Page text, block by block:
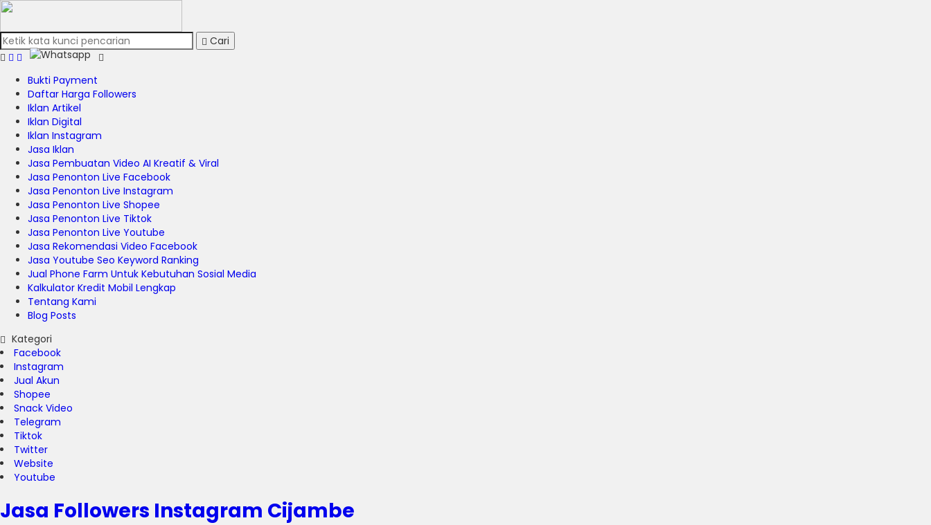
Cari
Bukti Payment
Daftar Harga Followers
Iklan Artikel
Iklan Digital
Iklan Instagram
Jasa Iklan
Jasa Pembuatan Video AI Kreatif & Viral
Jasa Penonton Live Facebook
Jasa Penonton Live Instagram
Jasa Penonton Live Shopee
Jasa Penonton Live Tiktok
Jasa Penonton Live Youtube
Jasa Rekomendasi Video Facebook
Jasa Youtube Seo Keyword Ranking
Jual Phone Farm Untuk Kebutuhan Sosial Media
Kalkulator Kredit Mobil Lengkap
Tentang Kami
Blog Posts
Kategori
Facebook
Instagram
Jual Akun
Shopee
Snack Video
Telegram
Tiktok
Twitter
Website
Youtube
Jasa Followers Instagram Cijambe